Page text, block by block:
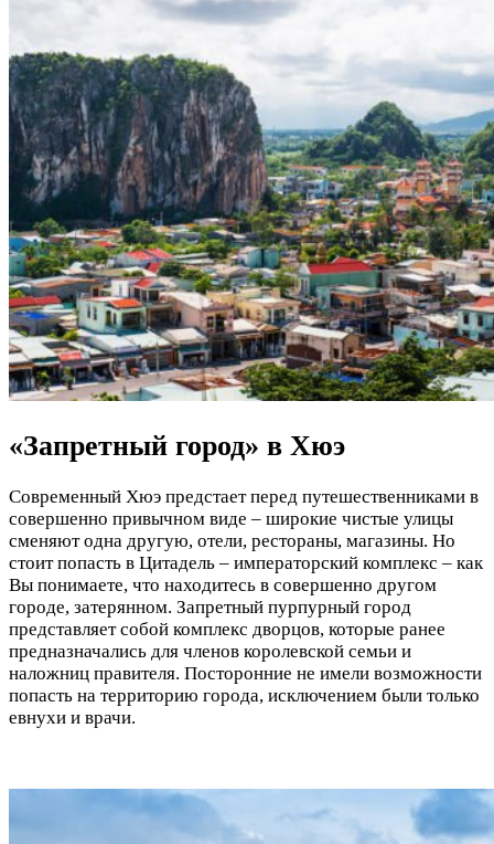
«Запретный город» в Хюэ
Современный Хюэ предстает перед путешественниками в
совершенно привычном виде – широкие чистые улицы
сменяют одна другую, отели, рестораны, магазины. Но
стоит попасть в Цитадель – императорский комплекс – как
Вы понимаете, что находитесь в совершенно другом
городе, затерянном. Запретный пурпурный город
представляет собой комплекс дворцов, которые ранее
предназначались для членов королевской семьи и
наложниц правителя. Посторонние не имели возможности
попасть на территорию города, исключением были только
евнухи и врачи.